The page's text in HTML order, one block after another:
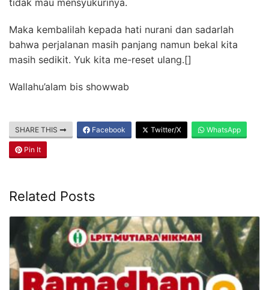
tidak mau mensyukurinya.
Maka kembalilah kepada hati nurani dan sadarlah
bahwa perjalanan masih panjang namun bekal kita
masih sedikit. Yuk kita me-reset ulang.[]
Wallahu’alam bis showwab
SHARE THIS Facebook Twitter/X WhatsApp
Pin It
Related Posts